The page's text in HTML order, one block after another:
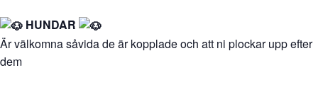
HUNDAR
Är välkomna såvida de är kopplade och att ni plockar upp efter
dem